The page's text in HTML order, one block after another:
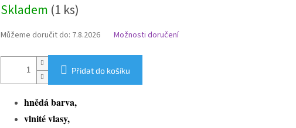
cena:
Skladem (1 ks)
Můžeme doručit do: 7.8.2026 Možnosti doručení
Přidat do košíku
hnědá barva,
vlnité vlasy,